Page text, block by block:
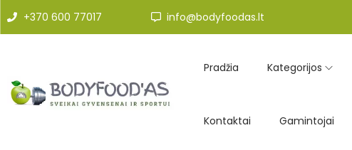
+370 600 77017 info@bodyfoodas.lt
Pradžia Kategorijos
Kontaktai Gamintojai